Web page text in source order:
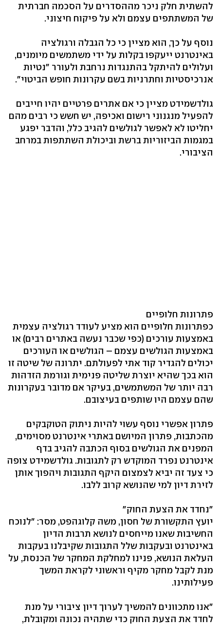
להשתית חלק ניכר מההסדרים על הסכמה חברתית
של המשתתפים עצמם ולא על פיקוח חיצוני.
נוסף על כך, הוא מציין כי כל הגבלה ורגולציה
באינטרנט ייעקפו בקלות על ידי משתמשים מיומנים,
ועלולים להיתקל בהתנגדות נרחבת ולעורר "נטיות
אנרכיסטיות וחתרניות בשם עקרונות חופש הביטוי".
גולדשמידט מציין כי אם אתרים פרטיים יהיו חייבים
להפעיל מנגנוני רישום ואכיפה, יש חשש כי רבים מהם
יחליטו לא לאפשר לגולשים להגיב כלל, והדבר יפגע
במגמות הביזוריות ברשת וביכולת השתתפות במרחב
הציבורי.
פתרונות חלופיים
כפתרונות חלופיים הוא מציע לעודד רגולציה עצמית
באמצעות עורכים (כפי שכבר נעשה באתרים רבים) או
באמצעות הגולשים עצמם – הגולשים או העורכים
יכולים להגדיר קוד אתי לפעולתם. יתרונה של שיטה זו
הוא בכך שהיא יוצרת שליטה פנימית וגורמת הזדהות
רבה יותר של המשתמשים, בעיקר אם מדובר בעקרונות
שהם עצמם היו שותפים בעיצובם.
פתרון אפשרי נוסף עשוי להיות ניתוק הטוקבקים
מהכתבות, פתרון המיושם באתרי אינטרנט מסוימים,
המפנים את הגולשים בסוף הכתבה להגיב בדף
אינטרנט נפרד המוקדש רק לתגובות. גולדשמידט צופה
כי צעד זה יביא לצמצום היקף התגובות ויהפוך אותן
לזירת דיון למי שהנושא קרוב ללבו.
"נחדד את הצעת החוק"
יועץ התקשורת של חסון, משה קלוגהפט, מסר: "לנוכח
החשיבות שאנו מייחסים לנושא תרבות הדיון
באינטרנט ובעקבות שלל התגובות שקיבלנו בעקבות
העלאת הנושא, פנינו למחלקת המחקר של הכנסת, על
מנת לקבל מחקר מקיף וראשוני לקראת המשך
פעילותינו.
"אנו מתכוונים להמשיך לערוך דיון ציבורי על מנת
לחדד את הצעת החוק כדי שתהיה נכונה ומקובלת,